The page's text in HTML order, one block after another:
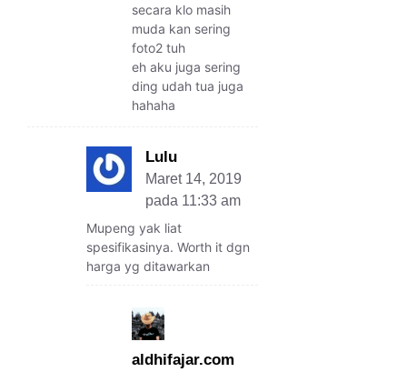
secara klo masih
muda kan sering
foto2 tuh
eh aku juga sering
ding udah tua juga
hahaha
Lulu
Maret 14, 2019
pada 11:33 am
Mupeng yak liat
spesifikasinya. Worth it dgn
harga yg ditawarkan
aldhifajar.com